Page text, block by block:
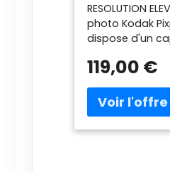
16.44
RESOLUTION
photo Kodak
dispose d'un
résolution
OBJECTIF
de l'appareil
d'un zoom
119,00 €